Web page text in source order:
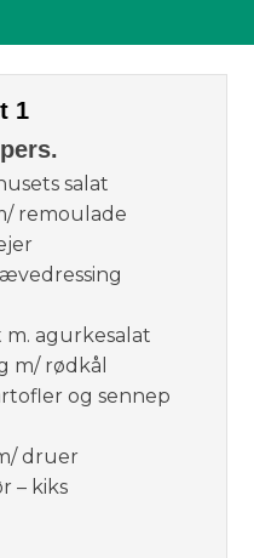
1​
salat
remoulade
agurkesalat
m/ rødkål
og sennep​
druer
– kiks​